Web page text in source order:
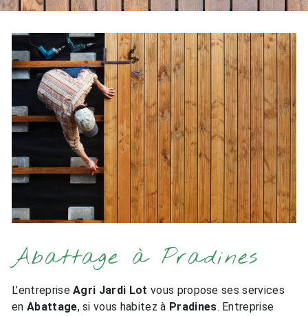
Abattage à Pradines
L’entrepriseAgri Jardi Lot vous propose ses services
en Abattage, si vous habitez à Pradines. Entreprise